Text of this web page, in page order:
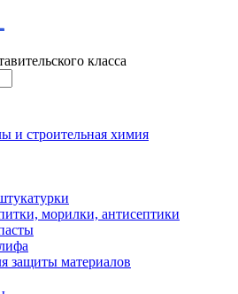
класса
и строительная химия
морилки, антисептики
защиты материалов